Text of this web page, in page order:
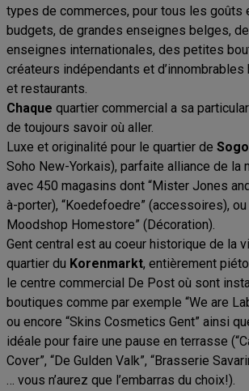
types de commerces, pour tous les goûts
budgets, de grandes enseignes belges,
enseignes internationales, des petites
créateurs indépendants et
et restaurants.
Chaque quartier commercial a sa
de toujours savoir où aller.
Luxe et originalité pour le quartier de Sogo
Soho New-Yorkais), parfaite alliance de la
avec 450 magasins dont “Mister Jones
à-porter), “Koedefoedre” (accessoires),
Moodshop Homestore” (Décoration).
Gent central est au coeur historique de la
quartier du Korenmarkt, entièrement
le centre commercial De Post où sont
boutiques comme par exemple “We are
ou encore “Skins Cosmetics Gent” ainsi
idéale pour faire une pause en terrasse
Cover”, “De Gulden Valk”, “Brasserie
… vous n’aurez que l’embarras du choix!).